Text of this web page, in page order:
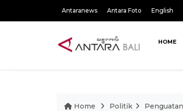
Antaranews Antara Foto English
HOME
Home Politik